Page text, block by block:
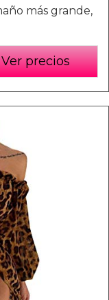
más grande,
precios